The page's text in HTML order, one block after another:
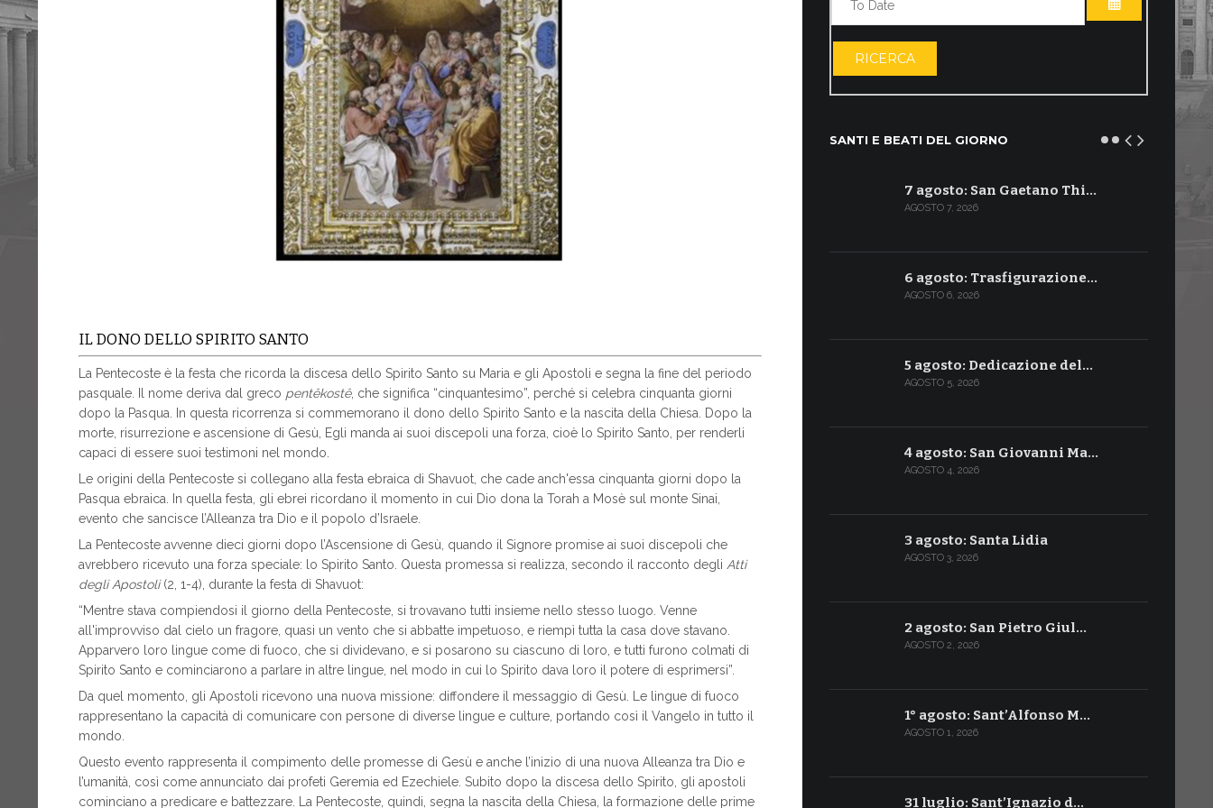
IL DONO DELLO SPIRITO SANTO
La Pentecoste è la festa che ricorda la discesa dello Spirito Santo su Maria e gli Apostoli e segna la fine del periodo
pasquale. Il nome deriva dal greco pentêkostê, che significa “cinquantesimo”, perché si celebra cinquanta giorni
dopo la Pasqua. In questa ricorrenza si commemorano il dono dello Spirito Santo e la nascita della Chiesa. Dopo la
morte, risurrezione e ascensione di Gesù, Egli manda ai suoi discepoli una forza, cioè lo Spirito Santo, per renderli
capaci di essere suoi testimoni nel mondo.
Le origini della Pentecoste si collegano alla festa ebraica di Shavuot, che cade anch'essa cinquanta giorni dopo la
Pasqua ebraica. In quella festa, gli ebrei ricordano il momento in cui Dio dona la Torah a Mosè sul monte Sinai,
evento che sancisce l’Alleanza tra Dio e il popolo d’Israele.
La Pentecoste avvenne dieci giorni dopo l’Ascensione di Gesù, quando il Signore promise ai suoi discepoli che
avrebbero ricevuto una forza speciale: lo Spirito Santo. Questa promessa si realizza, secondo il racconto degli Atti
degli Apostoli(2, 1-4), durante la festa di Shavuot:
“Mentre stava compiendosi il giorno della Pentecoste, si trovavano tutti insieme nello stesso luogo. Venne
all'improvviso dal cielo un fragore, quasi un vento che si abbatte impetuoso, e riempì tutta la casa dove stavano.
Apparvero loro lingue come di fuoco, che si dividevano, e si posarono su ciascuno di loro, e tutti furono colmati di
Spirito Santo e cominciarono a parlare in altre lingue, nel modo in cui lo Spirito dava loro il potere di esprimersi”.
Da quel momento, gli Apostoli ricevono una nuova missione: diffondere il messaggio di Gesù. Le lingue di fuoco
rappresentano la capacità di comunicare con persone di diverse lingue e culture, portando così il Vangelo in tutto il
mondo.
Questo evento rappresenta il compimento delle promesse di Gesù e anche l’inizio di una nuova Alleanza tra Dio e
l’umanità, così come annunciato dai profeti Geremia ed Ezechiele. Subito dopo la discesa dello Spirito, gli apostoli
cominciano a predicare e battezzare. La Pentecoste, quindi, segna la nascita della Chiesa, la formazione delle prime
APRI IL
RICERCA
SANTI E BEATI DEL GIORNO
7 agosto: San Gaetano Thi…
AGOSTO 7, 2026
6 agosto: Trasfigurazione…
AGOSTO 6, 2026
5 agosto: Dedicazione del…
AGOSTO 5, 2026
4 agosto: San Giovanni Ma…
AGOSTO 4, 2026
3 agosto: Santa Lidia
AGOSTO 3, 2026
2 agosto: San Pietro Giul…
AGOSTO 2, 2026
1° agosto: Sant’Alfonso M…
AGOSTO 1, 2026
31 luglio: Sant’Ignazio d…